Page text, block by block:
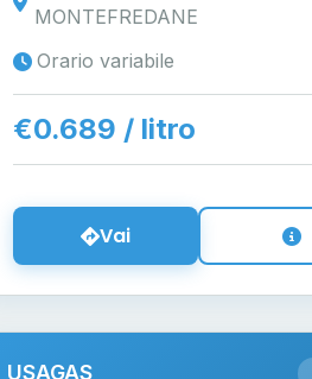
MONTEFREDANE
Orario variabile
€0.689 / litro
Vai
USAGAS